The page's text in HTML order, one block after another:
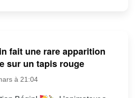
fait une rare apparition
sur un tapis rouge
à 21:04